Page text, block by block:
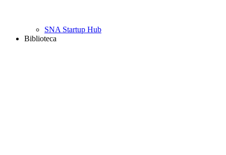
SNA Startup Hub
Biblioteca